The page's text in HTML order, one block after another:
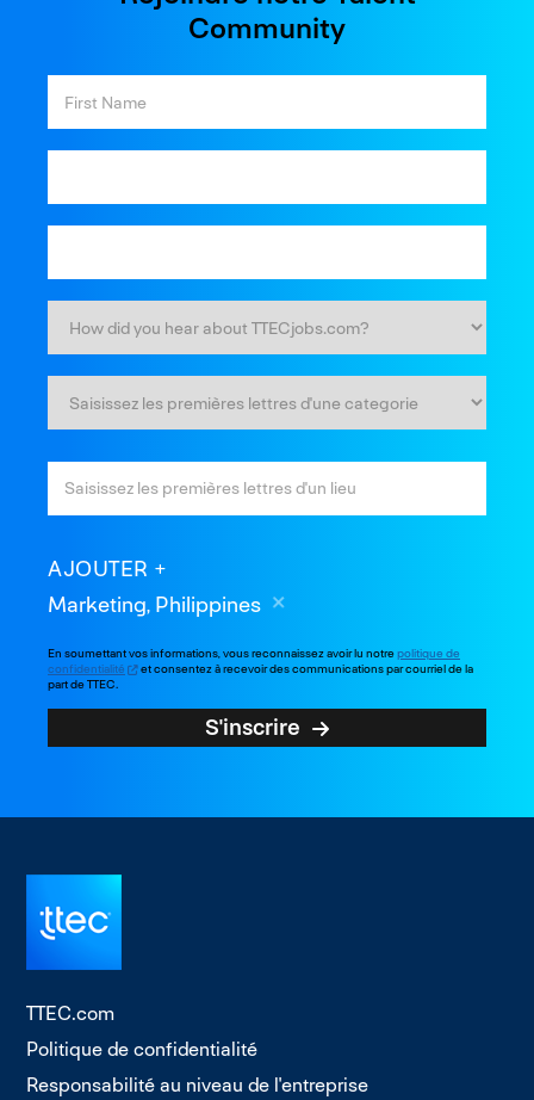
Community
AJOUTER
Marketing, Philippines
En soumettant vos informations, vous reconnaissez avoir lu notrepolitique de
confidentialité
et consentez à recevoir des communications par courriel de la
part de TTEC.
S'inscrire
TTEC.com
Politique de confidentialité
Responsabilité au niveau de l'entreprise